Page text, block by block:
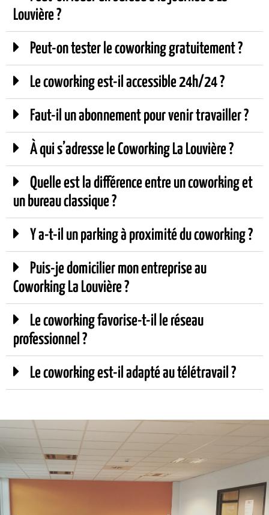
Louvière ?
Peut-on tester le coworking gratuitement ?
Le coworking est-il accessible 24h/24 ?
Faut-il un abonnement pour venir travailler ?
À qui s’adresse le Coworking La Louvière ?
Quelle est la différence entre un coworking et
un bureau classique ?
Y a-t-il un parking à proximité du coworking ?
Puis-je domicilier mon entreprise au
Coworking La Louvière ?
Le coworking favorise-t-il le réseau
professionnel ?
Le coworking est-il adapté au télétravail ?